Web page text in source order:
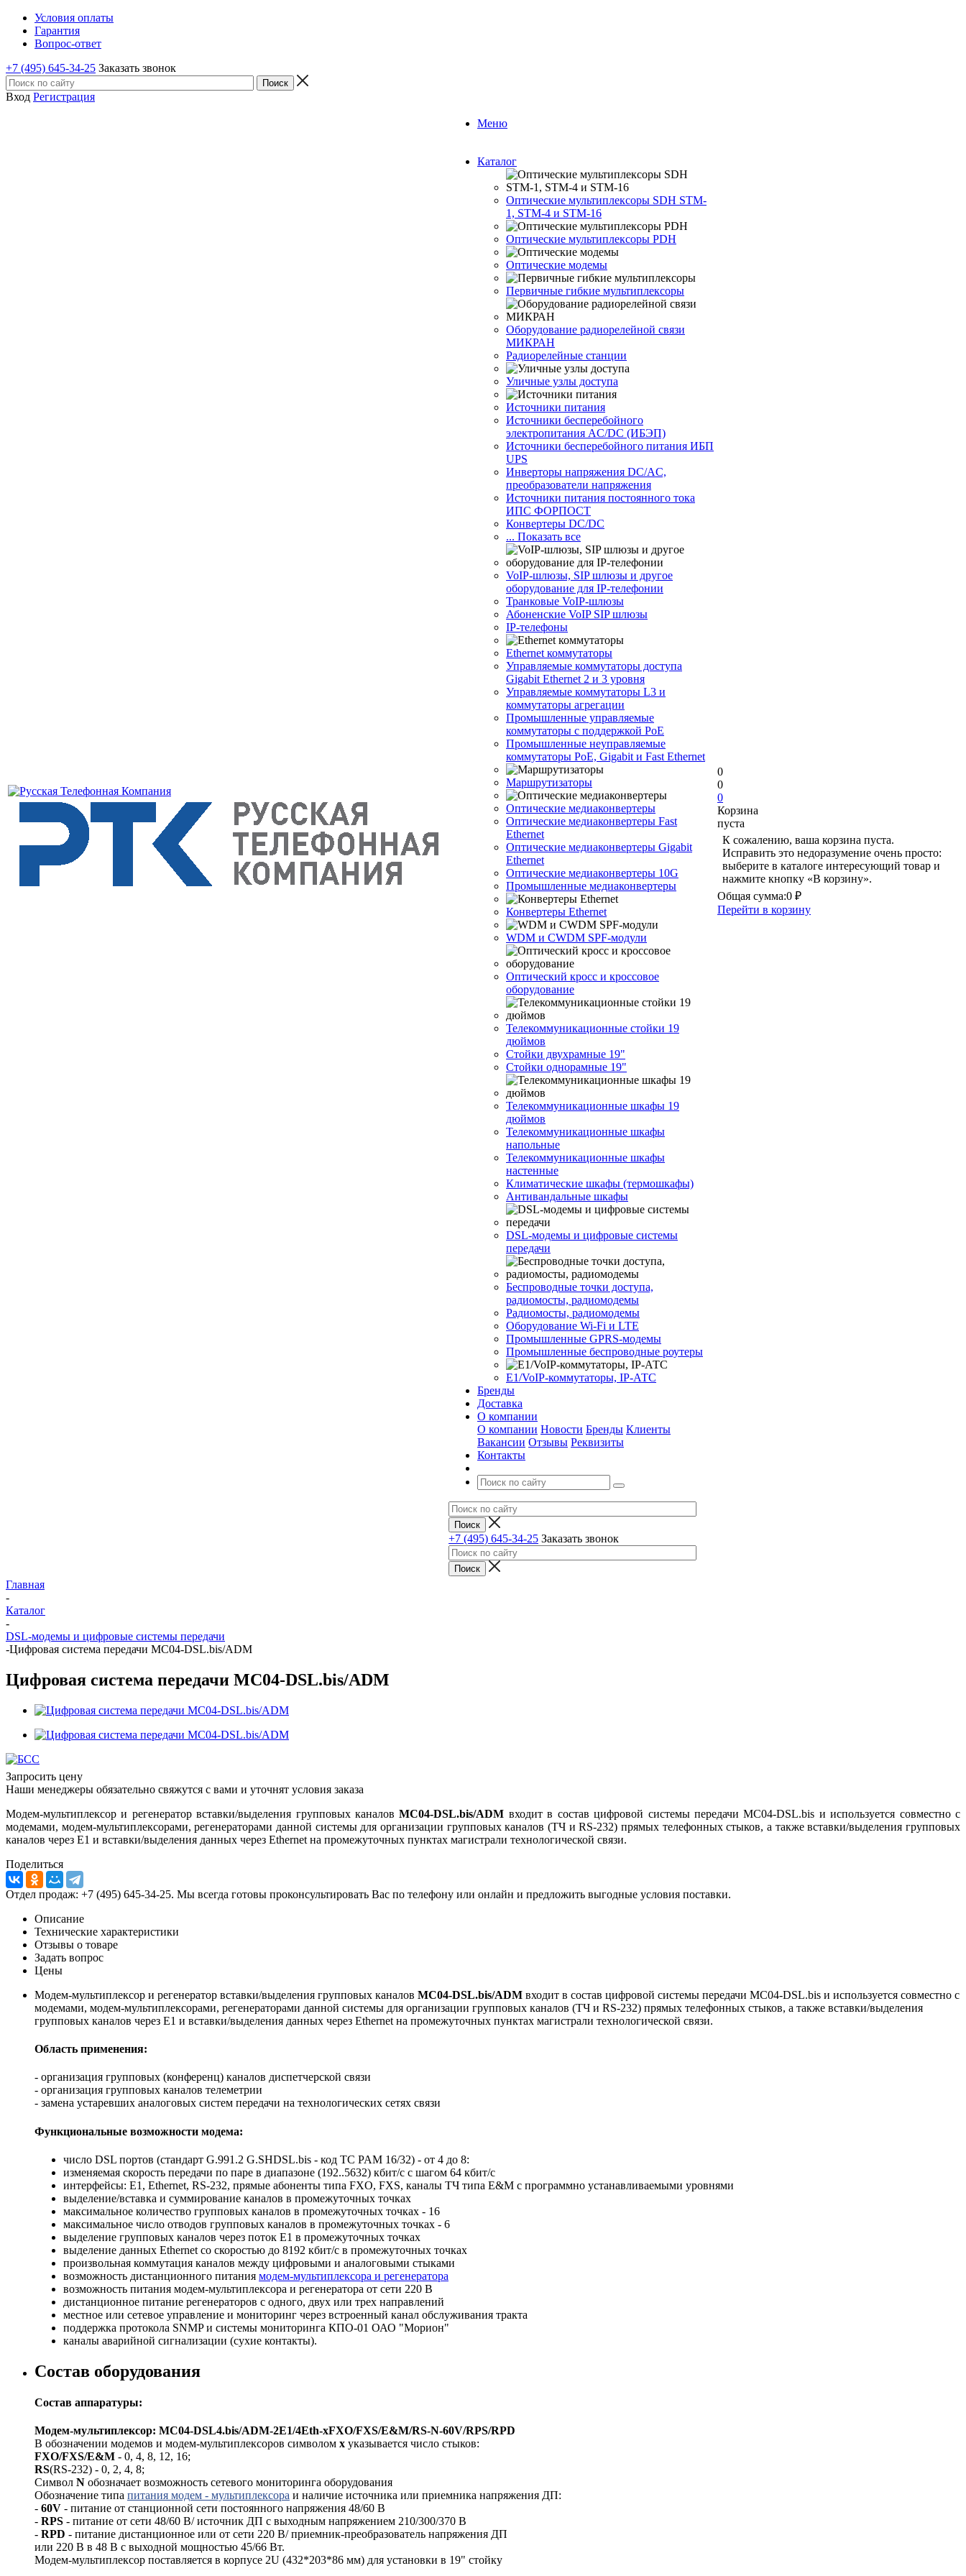
Условия оплаты
Гарантия
Вопрос-ответ
+7 (495) 645-34-25 Заказать звонок
Вход Регистрация
Меню
Каталог
Оптические мультиплексоры SDH STM-
1, STM-4 и STM-16
Оптические мультиплексоры PDH
Оптические модемы
Первичные гибкие мультиплексоры
Оборудование радиорелейной связи
МИКРАН
Радиорелейные станции
Уличные узлы доступа
Источники питания
Источники бесперебойного
электропитания AC/DC (ИБЭП)
Источники бесперебойного питания ИБП
UPS
Инверторы напряжения DC/AC,
преобразователи напряжения
Источники питания постоянного тока
ИПС ФОРПОСТ
Конвертеры DC/DC
... Показать все
VoIP-шлюзы, SIP шлюзы и другое
оборудование для IP-телефонии
Транковые VoIP-шлюзы
Абоненские VoIP SIP шлюзы
IP-телефоны
Ethernet коммутаторы
Управляемые коммутаторы доступа
Gigabit Ethernet 2 и 3 уровня
Управляемые коммутаторы L3 и
коммутаторы агрегации
Промышленные управляемые
коммутаторы с поддержкой PoE
Промышленные неуправляемые
коммутаторы PoE, Gigabit и Fast Ethernet
Маршрутизаторы
Оптические медиаконвертеры
Оптические медиаконвертеры Fast
Ethernet
Оптические медиаконвертеры Gigabit
Ethernet
Оптические медиаконвертеры 10G
Промышленные медиаконвертеры
Конвертеры Ethernet
WDM и CWDM SPF-модули
Оптический кросс и кроссовое
оборудование
Телекоммуникационные стойки 19
дюймов
Стойки двухрамные 19"
Стойки однорамные 19"
Телекоммуникационные шкафы 19
дюймов
Телекоммуникационные шкафы
напольные
Телекоммуникационные шкафы
настенные
Климатические шкафы (термошкафы)
Антивандальные шкафы
DSL-модемы и цифровые системы
передачи
Беспроводные точки доступа,
радиомосты, радиомодемы
Радиомосты, радиомодемы
Оборудование Wi-Fi и LTE
Промышленные GPRS-модемы
Промышленные беспроводные роутеры
Е1/VoIP-коммутаторы, IP-АТС
Бренды
Доставка
О компании
О компании Новости Бренды Клиенты
Вакансии Отзывы Реквизиты
Контакты
+7 (495) 645-34-25 Заказать звонок
0
0
0
Корзина
пуста
К сожалению, ваша корзина пуста.
Исправить это недоразумение очень просто:
выберите в каталоге интересующий товар и
нажмите кнопку «В корзину».
Общая сумма:0 ₽
Перейти в корзину
Главная
-
Каталог
-
DSL-модемы и цифровые системы передачи
-Цифровая система передачи МС04-DSL.bis/ADM
Цифровая система передачи МС04-DSL.bis/ADM
Запросить цену
Наши менеджеры обязательно свяжутся с вами и уточнят условия заказа
Модем-мультиплексор и регенератор вставки/выделения групповых каналовМС04-DSL.bis/ADM входит в состав цифровой системы передачи МС04-DSL.bis и используется совместно с
модемами, модем-мультиплексорами, регенераторами данной системы для организации групповых каналов (ТЧ и RS-232) прямых телефонных стыков, а также вставки/выделения групповых
каналов через Е1 и вставки/выделения данных через Ethernet на промежуточных пунктах магистрали технологической связи.
Поделиться
Отдел продаж: +7 (495) 645-34-25. Мы всегда готовы проконсультировать Вас по телефону или онлайн и предложить выгодные условия поставки.
Описание
Технические характеристики
Отзывы о товаре
Задать вопрос
Цены
Модем-мультиплексор и регенератор вставки/выделения групповых каналов МС04-DSL.bis/ADM входит в состав цифровой системы передачи МС04-DSL.bis и используется совместно с
модемами, модем-мультиплексорами, регенераторами данной системы для организации групповых каналов (ТЧ и RS-232) прямых телефонных стыков, а также вставки/выделения
групповых каналов через Е1 и вставки/выделения данных через Ethernet на промежуточных пунктах магистрали технологической связи.
Область применения:
- организация групповых (конференц) каналов диспетчерской связи
- организация групповых каналов телеметрии
- замена устаревших аналоговых систем передачи на технологических сетях связи
Функциональные возможности модема:
число DSL портов (стандарт G.991.2 G.SHDSL.bis - код TC PAM 16/32) - от 4 до 8:
изменяемая скорость передачи по паре в диапазоне (192..5632) кбит/с с шагом 64 кбит/с
интерфейсы: Е1, Ethernet, RS-232, прямые абоненты типа FXO, FXS, каналы ТЧ типа E&M с программно устанавливаемыми уровнями
выделение/вставка и суммирование каналов в промежуточных точках
максимальное количество групповых каналов в промежуточных точках - 16
максимальное число отводов групповых каналов в промежуточных точках - 6
выделение групповых каналов через поток Е1 в промежуточных точках
выделение данных Ethernet со скоростью до 8192 кбит/с в промежуточных точках
произвольная коммутация каналов между цифровыми и аналоговыми стыками
возможность дистанционного питания модем-мультиплексора и регенератора
возможность питания модем-мультиплексора и регенератора от сети 220 В
дистанционное питание регенераторов с одного, двух или трех направлений
местное или сетевое управление и мониторинг через встроенный канал обслуживания тракта
поддержка протокола SNMP и системы мониторинга КПО-01 ОАО "Морион"
каналы аварийной сигнализации (сухие контакты).
Состав оборудования
Состав аппаратуры:
Модем-мультиплексор: MC04-DSL4.bis/ADM-2Е1/4Eth-хFXO/FXS/E&M/RS-N-60V/RPS/RPD
В обозначении модемов и модем-мультиплексоров символом х указывается число стыков:
FXO/FXS/E&M - 0, 4, 8, 12, 16;
RS(RS-232) - 0, 2, 4, 8;
Символ N обозначает возможность сетевого мониторинга оборудования
Обозначение типа питания модем - мультиплексора и наличие источника или приемника напряжения ДП:
- 60V - питание от станционной сети постоянного напряжения 48/60 В
- RPS - питание от сети 48/60 В/ источник ДП с выходным напряжением 210/300/370 В
- RPD - питание дистанционное или от сети 220 В/ приемник-преобразователь напряжения ДП
или 220 В в 48 В с выходной мощностью 45/66 Вт.
Модем-мультиплексор поставляется в корпусе 2U (432*203*86 мм) для установки в 19" стойку